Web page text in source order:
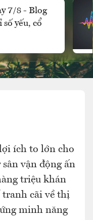
7/8 - Blog
yếu, cổ
ích to lớn cho
vận động ấn
triệu khán
tranh cãi về thị
minh năng